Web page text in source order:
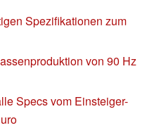
Spezifikationen zum
von 90 Hz
Specs vom Einsteiger-